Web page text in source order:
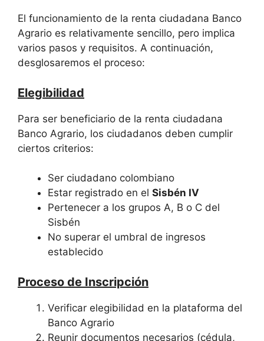
El funcionamiento de la renta ciudadana Banco
Agrario es relativamente sencillo, pero implica
varios pasos y requisitos. A continuación,
desglosaremos el proceso:
Elegibilidad
Para ser beneficiario de la renta ciudadana
Banco Agrario, los ciudadanos deben cumplir
ciertos criterios:
Ser ciudadano colombiano
Estar registrado en el Sisbén IV
Pertenecer a los grupos A, B o C del
Sisbén
No superar el umbral de ingresos
establecido
Proceso de Inscripción
Verificar elegibilidad en la plataforma del
Banco Agrario
Reunir documentos necesarios (cédula,